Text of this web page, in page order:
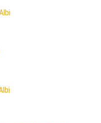
199 Kč.
99 Kč.
349 Kč.